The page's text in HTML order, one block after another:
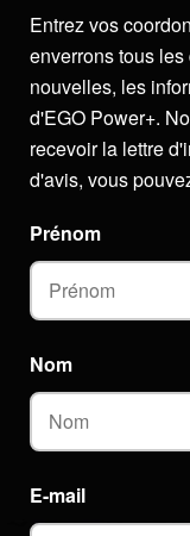
Entrez vos
enverrons tous
nouvelles, les
d'EGO Power+.
recevoir la lettre
d'avis, vous
E-mail
Prénom
Nom